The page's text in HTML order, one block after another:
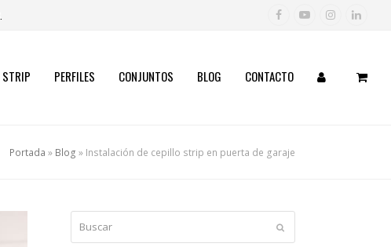
Facebook
YouTubeInstagram
STRIP PERFILES CONJUNTOS BLOG CONTACTO
Portada » Blog » Instalación de cepillo strip en puerta de garaje